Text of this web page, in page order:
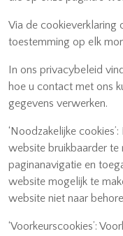
Via de cookieverklaring
toestemming op elk
In ons privacybeleid
hoe u contact met ons
gegevens verwerken.
‘Noodzakelijke
website bruikbaarder te
paginanavigatie en
website mogelijk te
website niet naar
‘Voorkeurscookies’: